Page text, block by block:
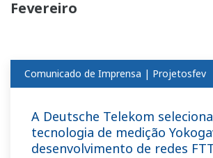
Fevereiro
Comunicado de Imprensa | Projetosfev
A Deutsche Telekom
tecnologia de medição
desenvolvimento de redes